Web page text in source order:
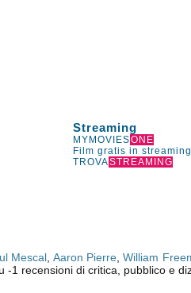
Streaming
MYMOVIESONE
Film gratis in streaming
TROVASTREAMING
Mescal Aaron Pierre ,William
-1 recensioni di critica, pubblico e